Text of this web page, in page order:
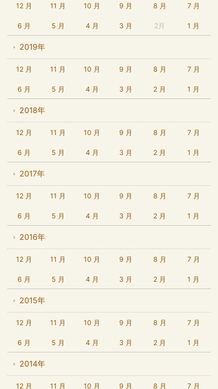
12 月 11 月 10 月 9 月 8 月 7 月
6 月 5 月 4 月 3 月 2月 1 月
2019年
12 月 11 月 10 月 9 月 8 月 7 月
6 月 5 月 4 月 3 月 2 月 1 月
2018年
12 月 11 月 10 月 9 月 8 月 7 月
6 月 5 月 4 月 3 月 2 月 1 月
2017年
12 月 11 月 10 月 9 月 8 月 7 月
6 月 5 月 4 月 3 月 2 月 1 月
2016年
12 月 11 月 10 月 9 月 8 月 7 月
6 月 5 月 4 月 3 月 2 月 1 月
2015年
12 月 11 月 10 月 9 月 8 月 7 月
6 月 5 月 4 月 3 月 2 月 1 月
2014年
12 月 11 月 10 月 9 月 8 月 7 月